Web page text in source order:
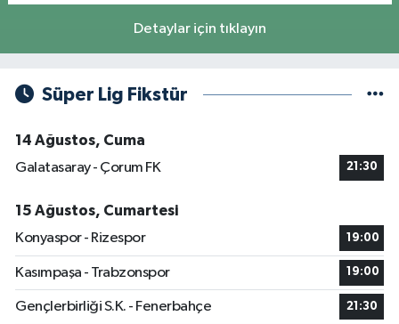
Detaylar için tıklayın
Süper Lig Fikstür
14 Ağustos, Cuma
Galatasaray - Çorum FK
21:30
15 Ağustos, Cumartesi
Konyaspor - Rizespor
19:00
Kasımpaşa - Trabzonspor 19:00
Gençlerbirliği S.K. - Fenerbahçe 21:30